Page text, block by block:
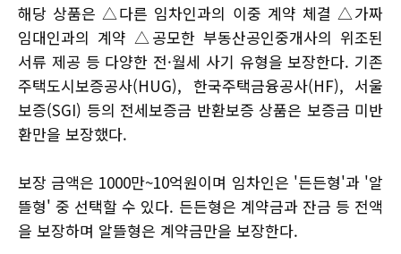
해당 상품은 △다른 임차인과의 이중 계약 체결 △가짜
임대인과의 계약 △공모한 부동산공인중개사의 위조된
서류 제공 등 다양한 전·월세 사기 유형을 보장한다. 기존
주택도시보증공사(HUG), 한국주택금융공사(HF), 서울
보증(SGI) 등의 전세보증금 반환보증 상품은 보증금 미반
환만을 보장했다.
보장 금액은 1000만~10억원이며 임차인은 '든든형'과 '알
뜰형' 중 선택할 수 있다. 든든형은 계약금과 잔금 등 전액
을 보장하며 알뜰형은 계약금만을 보장한다.